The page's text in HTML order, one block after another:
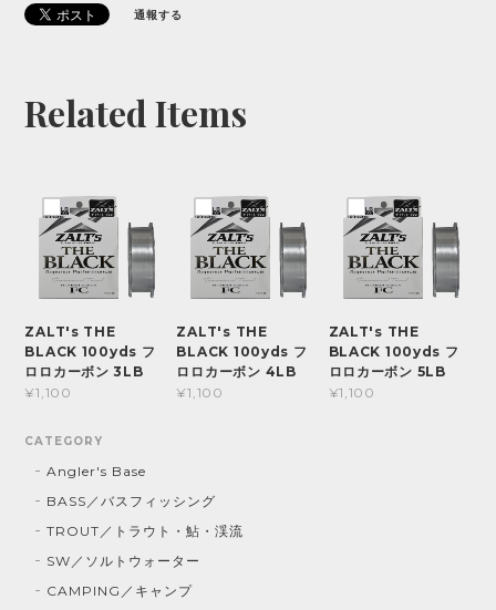
通報する
Related Items
ZALT's THE
BLACK 100yds フ
ロロカーボン 3LB
¥1,100
ZALT's THE
BLACK 100yds フ
ロロカーボン 4LB
¥1,100
ZALT's THE
BLACK 100yds フ
ロロカーボン 5LB
¥1,100
CATEGORY
Angler's Base
BASS／バスフィッシング
TROUT／トラウト・鮎・渓流
SW／ソルトウォーター
CAMPING／キャンプ